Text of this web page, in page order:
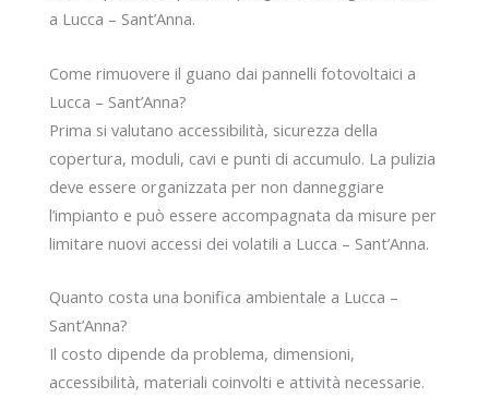
a Lucca – Sant’Anna.
Come rimuovere il guano dai pannelli fotovoltaici a
Lucca – Sant’Anna?
Prima si valutano accessibilità, sicurezza della
copertura, moduli, cavi e punti di accumulo. La pulizia
deve essere organizzata per non danneggiare
l’impianto e può essere accompagnata da misure per
limitare nuovi accessi dei volatili a Lucca – Sant’Anna.
Quanto costa una bonifica ambientale a Lucca –
Sant’Anna?
Il costo dipende da problema, dimensioni,
accessibilità, materiali coinvolti e attività necessarie.